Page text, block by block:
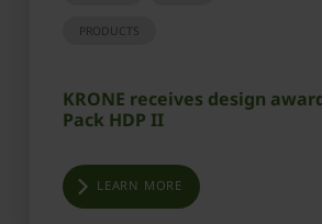
PRODUCTS
KRONE receives design
Pack HDP II
LEARN MORE